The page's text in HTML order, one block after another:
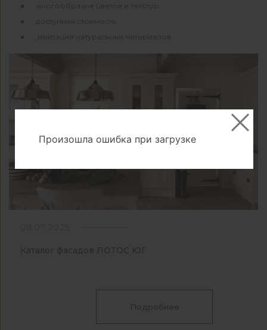
многообразие цветов и текстур;
доступная стоимость;
;имитация натуральных материалов.
Каталог фасадов ЛОТОС ЮГ
Подробнее
Произошла ошибка при загрузке